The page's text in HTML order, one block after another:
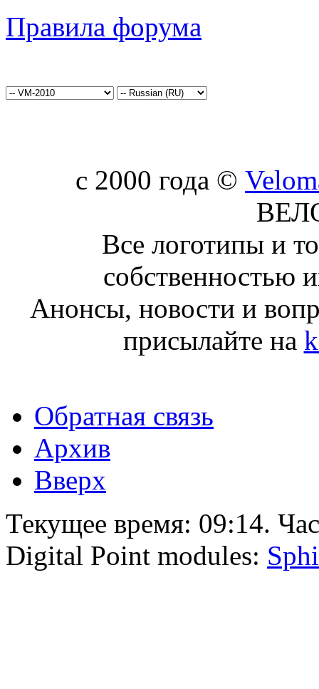
Правила форума
c 2000 года ©
Все логотипы и
собственностью
Анонсы, новости и
присылайте на
Обратная связь
Архив
Вверх
Текущее время: 09:14.
Digital Point modules: